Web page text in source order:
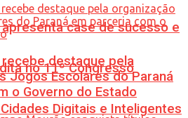
case de sucesso e
no 11º Congresso
Digitais e Inteligentes
destaque pela
Jogos Escolares do Paraná
o Governo do Estado